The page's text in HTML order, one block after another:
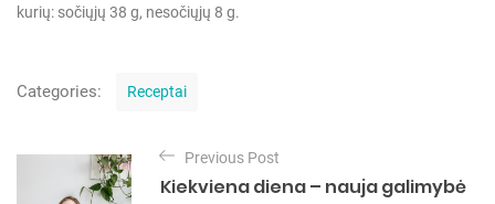
kurių: sočiųjų 38 g, nesočiųjų 8 g.
Categories:
g
o
Receptai
Previous Post
Kiekviena diena – nauja galimybė